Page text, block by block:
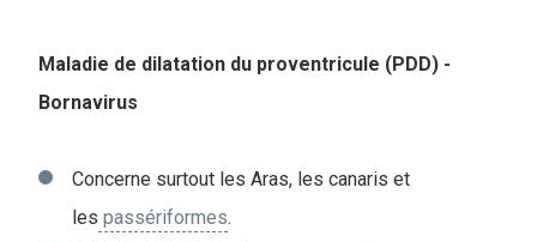
Maladie de dilatation du proventricule (PDD) -
Bornavirus
Concerne surtout les Aras, les canaris et
les passériformes.